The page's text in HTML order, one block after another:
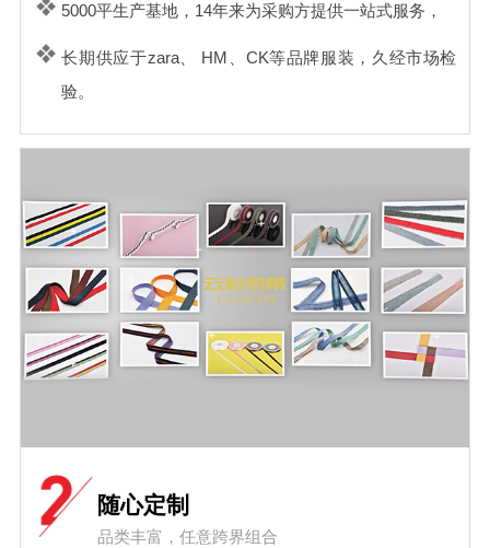
5000平生产基地，14年来为采购方提供一站式服务，
长期供应于zara、 HM、CK等品牌服装，久经市场检
验。
随心定制
品类丰富，任意跨界组合